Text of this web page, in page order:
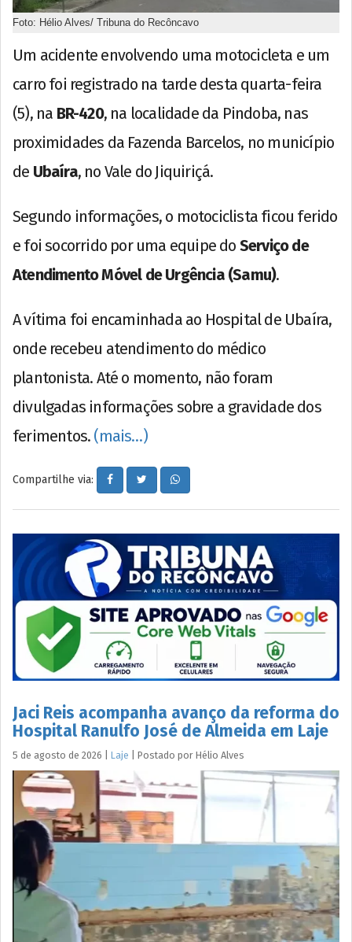
Foto: Hélio Alves/ Tribuna do Recôncavo
Um acidente envolvendo uma motocicleta e um
carro foi registrado na tarde desta quarta-feira
(5), na BR-420, na localidade da Pindoba, nas
proximidades da Fazenda Barcelos, no município
de Ubaíra, no Vale do Jiquiriçá.
Segundo informações, o motociclista ficou ferido
e foi socorrido por uma equipe do Serviço de
Atendimento Móvel de Urgência (Samu).
A vítima foi encaminhada ao Hospital de Ubaíra,
onde recebeu atendimento do médico
plantonista. Até o momento, não foram
divulgadas informações sobre a gravidade dos
ferimentos. (mais…)
Compartilhe via:
Jaci Reis acompanha avanço da reforma do
Hospital Ranulfo José de Almeida em Laje
5 de agosto de 2026 Laje Postado por Hélio Alves